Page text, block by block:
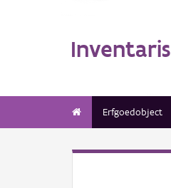
Inventaris
Erfgoedobject